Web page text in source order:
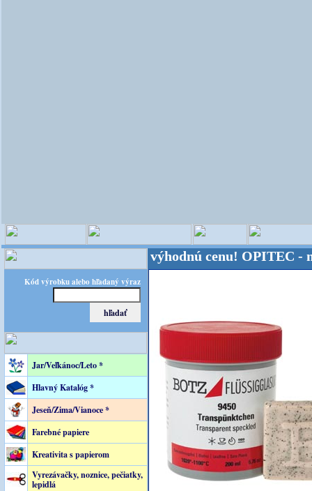
Kód výrobku alebo hľadaný výraz
Jar/Veľkánoc/Leto *
Hlavný Katalóg *
Jeseň/Zima/Vianoce *
Farebné papiere
Kreativita s papierom
Vyrezávačky, noznice, pečiatky,
lepidlá
- Kvalita za výhodnú cenu! OPITEC -